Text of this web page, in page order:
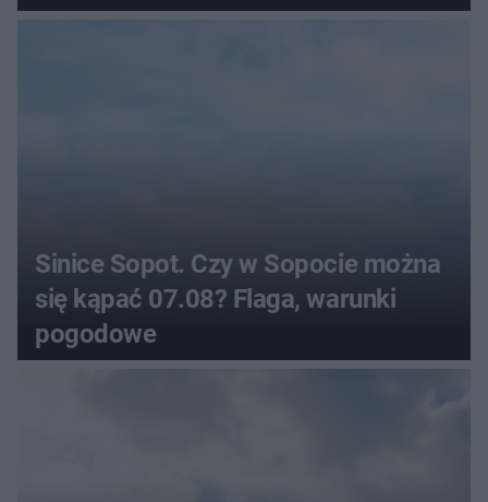
Sinice Sopot. Czy w Sopocie można
się kąpać 07.08? Flaga, warunki
pogodowe